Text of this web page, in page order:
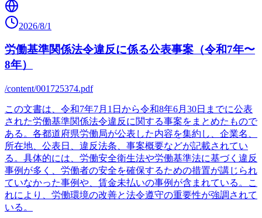
2026/8/1
労働基準関係法令違反に係る公表事案（令和7年〜
8年）
/content/001725374.pdf
この文書は、令和7年7月1日から令和8年6月30日までに公表
された労働基準関係法令違反に関する事案をまとめたもので
ある。各都道府県労働局が公表した内容を集約し、企業名、
所在地、公表日、違反法条、事案概要などが記載されてい
る。具体的には、労働安全衛生法や労働基準法に基づく違反
事例が多く、労働者の安全を確保するための措置が講じられ
ていなかった事例や、賃金未払いの事例が含まれている。こ
れにより、労働環境の改善と法令遵守の重要性が強調されて
いる。